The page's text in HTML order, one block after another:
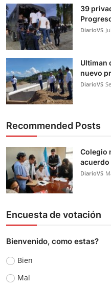
39
DiarioVS
Ultiman
nuevo
DiarioVS
Recommended Posts
Colegio
acuerdo
DiarioVS
Encuesta de votación
Bienvenido, como estas?
Bien
Mal